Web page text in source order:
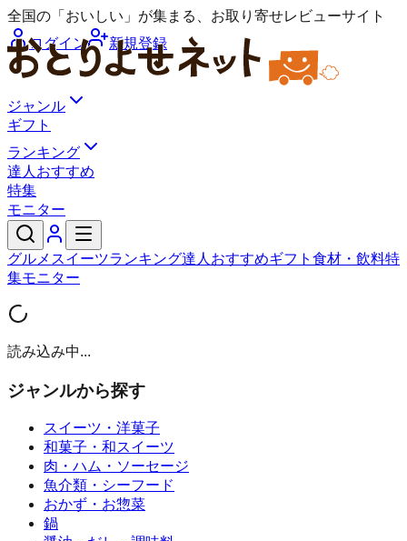
全国の「おいしい」が集まる、お取り寄せレビューサイト
ログイン
新規登録
ジャンル
ギフト
ランキング
達人おすすめ
特集
モニター
グルメ スイーツランキング達人おすすめギフト 食材・飲料特
集モニター
読み込み中...
ジャンルから探す
スイーツ・洋菓子
和菓子・和スイーツ
肉・ハム・ソーセージ
魚介類・シーフード
おかず・お惣菜
鍋